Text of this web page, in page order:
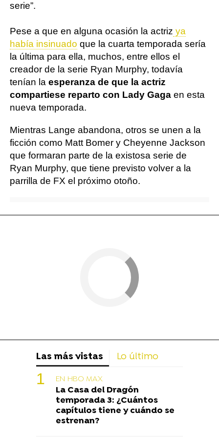
serie”.
Pese a que en alguna ocasión la actriz ya
había insinuado que la cuarta temporada sería
la última para ella, muchos, entre ellos el
creador de la serie Ryan Murphy, todavía
tenían la esperanza de que la actriz
compartiese reparto con Lady Gaga en esta
nueva temporada.
Mientras Lange abandona, otros se unen a la
ficción como Matt Bomer y Cheyenne Jackson
que formaran parte de la existosa serie de
Ryan Murphy, que tiene previsto volver a la
parrilla de FX el próximo otoño.
Las más vistas Lo último
EN HBO MAX
La Casa del Dragón
temporada 3: ¿Cuántos
capítulos tiene y cuándo se
estrenan?